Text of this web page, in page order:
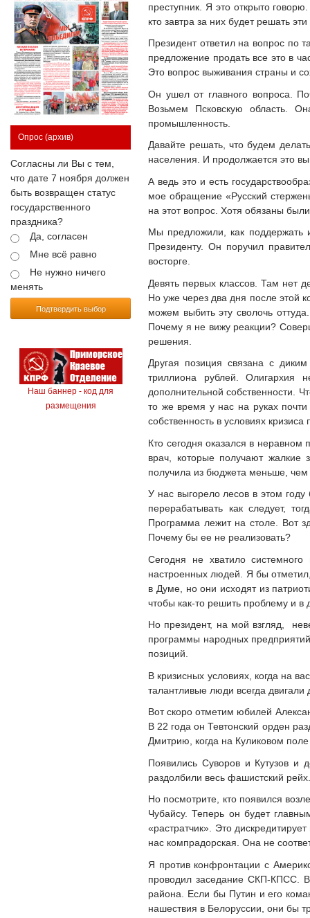
Опрос (архив)
Согласны ли Вы с тем,
что дате 7 ноября должен
быть возвращен статус
государственного
праздника?
Да, согласен
Мне всё равно
Не нужно ничего
менять
Подтвердить выбор
Наш баннер - код для
размещения
преступник. Я это открыто
кто завтра за них будет решать
Президент ответил на вопрос по
предложение продать все это в
Это вопрос выживания страны и
Он ушел от главного вопроса.
Возьмем Псковскую область.
промышленность.
Давайте решать, что будем
населения. И продолжается это
А ведь это и есть
мое обращение «Русский
на этот вопрос. Хотя обязаны были
Мы предложили, как поддержать
Президенту. Он поручил
восторге.
Девять первых классов. Там нет
Но уже через два дня после этой
можем выбить эту сволочь
Почему я не вижу реакции?
решения.
Другая позиция связана с
триллиона рублей. Олигархия
дополнительной собственности.
то же время у нас на руках
собственность в условиях
Кто сегодня оказался в
врач, которые получают
получила из бюджета меньше, чем
У нас выгорело лесов в этом
перерабатывать как следует,
Программа лежит на столе. Вот
Почему бы ее не реализовать?
Сегодня не хватило
настроенных людей. Я бы
в Думе, но они исходят из
чтобы как-то решить проблему и в
Но президент, на мой взгляд,
программы народных
позиций.
В кризисных условиях, когда на
талантливые люди всегда двигали
Вот скоро отметим юбилей
В 22 года он Тевтонский орден
Дмитрию, когда на Куликовом
Появились Суворов и Кутузов и
раздолбили весь фашистский
Но посмотрите, кто появился
Чубайсу. Теперь он будет
«растратчик». Это
нас компрадорская. Она не
Я против конфронтации с
проводил заседание СКП-КПСС.
района. Если бы Путин и его
нашествия в Белоруссии, они бы